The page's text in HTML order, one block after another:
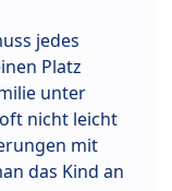
jedes
Platz
unter
nicht leicht
mit
das Kind an